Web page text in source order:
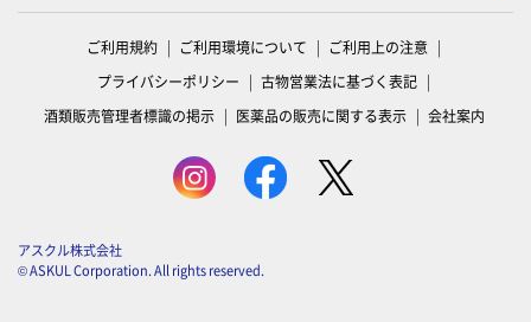
ご利用規約 ご利用環境について
ご利用上の注意
プライバシーポリシー
古物営業法に基づく表記
酒類販売管理者標識の掲示
医薬品の販売に関する表示 会社案内
アスクル株式会社
© ASKUL Corporation. All rights reserved.